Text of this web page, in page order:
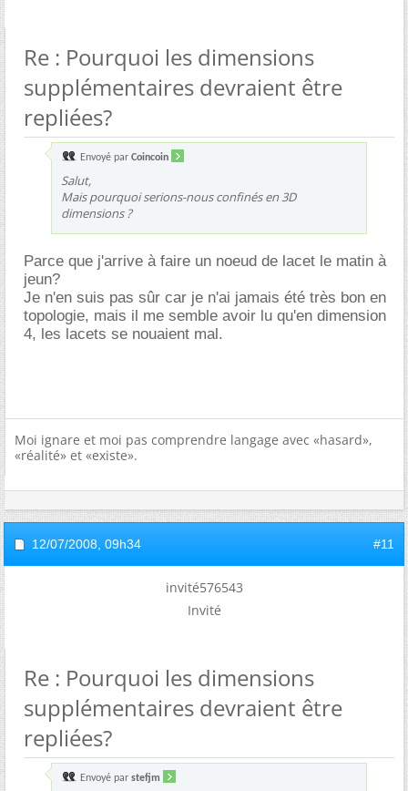
Re : Pourquoi les dimensions
supplémentaires devraient être
repliées?
Envoyé par Coincoin
Salut,
Mais pourquoi serions-nous confinés en 3D
dimensions ?
Parce que j'arrive à faire un noeud de lacet le matin à
jeun?
Je n'en suis pas sûr car je n'ai jamais été très bon en
topologie, mais il me semble avoir lu qu'en dimension
4, les lacets se nouaient mal.
Moi ignare et moi pas comprendre langage avec «hasard»,
«réalité» et «existe».
12/07/2008, 09h34 #11
invité576543
Invité
Re : Pourquoi les dimensions
supplémentaires devraient être
repliées?
Envoyé par stefjm